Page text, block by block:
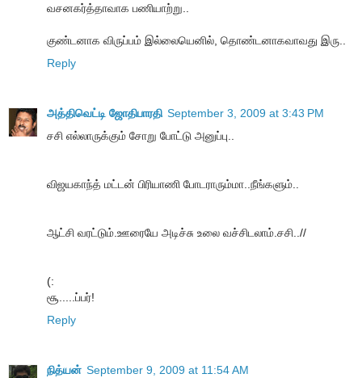
வசனகர்த்தாவாக பணியாற்று..
குண்டனாக விருப்பம் இல்லையெனில், தொண்டனாகவாவது இரு..
Reply
அத்திவெட்டி ஜோதிபாரதி September 3, 2009 at 3:43 PM
சசி எல்லாருக்கும் சோறு போட்டு அனுப்பு..
விஜயகாந்த் மட்டன் பிரியாணி போடராரும்மா..நீங்களும்..
ஆட்சி வரட்டும்.ஊரையே அடிச்சு உலை வச்சிடலாம்.சசி..//
(:
சூ.....ப்பர்!
Reply
நித்யன் September 9, 2009 at 11:54 AM